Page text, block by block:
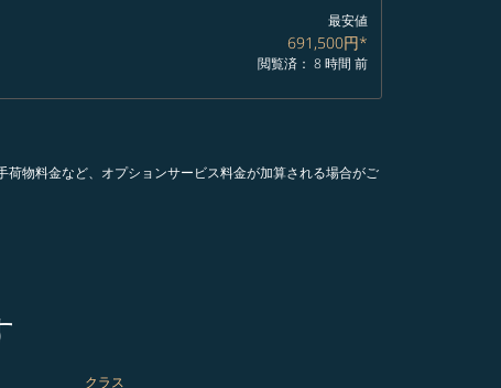
最安値
691,500円*
閲覧済： 8 時間 前
物料金など、オプションサービス料金が加算される場合がご
クラス